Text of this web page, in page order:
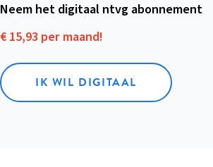
Neem het digitaal ntvg abonnement
€ 15,93 per maand!
IK WIL DIGITAAL